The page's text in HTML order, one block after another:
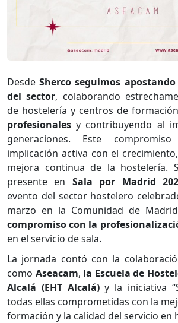
DesdeSherco seguimos
del sector, colaborando
de hostelería y centros de
profesionales y contribuyendo al
generaciones. Este
implicación activa con el
mejora continua de la hostelería.
presente en Sala por Madrid
evento del sector hostelero
marzo en la Comunidad de
compromiso con la
en el servicio de sala.
La jornada contó con la
como Aseacam, la Escuela de
Alcalá (EHT Alcalá)y la iniciativa
todas ellas comprometidas con la
formación y la calidad del servicio en